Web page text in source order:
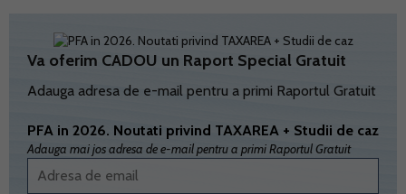
Va oferim CADOU un Raport Special Gratuit
Adauga adresa de e-mail pentru a primi Raportul Gratuit
PFA in 2026. Noutati privind TAXAREA + Studii de caz
Adauga mai jos adresa de e-mail pentru a primi Raportul Gratuit